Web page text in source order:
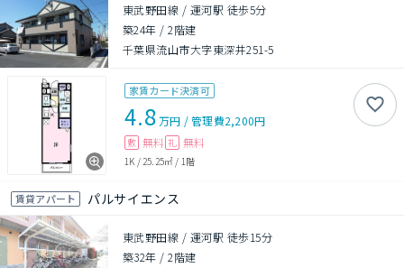
東武野田線 / 運河駅 徒歩5分
築24年 /2階建
千葉県流山市大字東深井251-5
家賃カード決済可
4.8万円 /管理費2,200円
敷 無料 礼 無料
1K /25.25㎡ / 1階
賃貸アパート パルサイエンス
東武野田線 / 運河駅 徒歩15分
築32年 /2階建